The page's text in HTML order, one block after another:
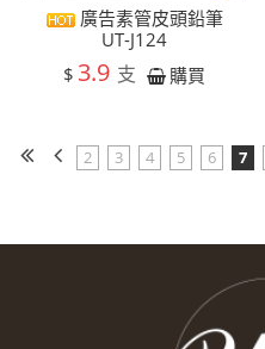
廣告素管皮頭鉛筆
UT-J124
$ 3.9 支 購買
2 3 4 5 6 7